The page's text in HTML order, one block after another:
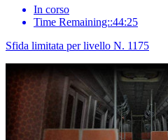
In corso
Time Remaining::44:25
Sfida limitata per livello N. 1175